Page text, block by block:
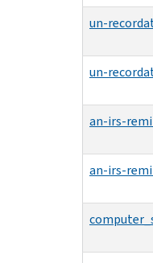
un-
un-
an-irs-
an-irs-